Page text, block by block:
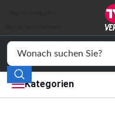
Kategorien
Elektronik
Freizeit